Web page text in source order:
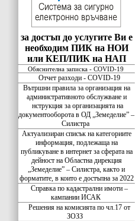
за достъп до услугите Ви е
необходим ПИК на НОИ
или КЕП/ПИК на НАП
Обяснителна записка - COVID-19
Отчет разходи - COVID-19
Вътршни правила за организация на
административното обслужване и
нструкция за организацията на
документооборота в ОД „Земеделие” –
Силистра
Актуализиран списък на категориите
информация, подлежаща на
публикуване в интернет за сферата на
дейност на Областна дирекция
„Земеделие” – Силистра, както и
форматите, в които е достъпна за 2022
Справка по кадастрални имоти –
кампании ИСАК
Решения на комисията по чл.17 от
ЗОЗЗ